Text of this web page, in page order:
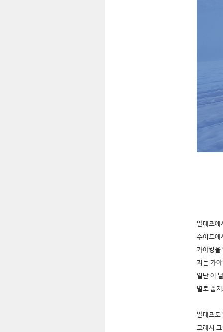
발데즈에
수어드에
카야킹을
저는 카
일단 이
별로 춥
발데즈도
그래서